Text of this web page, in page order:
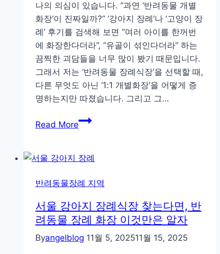
나의 의심이 있습니다. “과연 ‘반려동물 개별
화장’이 진짜일까?” ‘강아지 장례’나 ‘고양이 장
례’ 후기를 검색해 보면 “여러 아이를 한꺼번
에 화장한다더라”, “유골이 섞인다더라” 하는
끔찍한 괴담들을 너무 많이 봤기 때문입니다.
그래서 저는 ‘반려동물 장례식장’을 선택할 때,
다른 무엇도 아닌 ‘1:1 개별화장’을 어떻게 증
명하는지만 따졌습니다. 그리고 그…
Read More‘반
물
별
화
장’,
굿
바
반려동물장례 지역
서울 강아지 장례식장 찾는다면, 반
려동물 장례 화장 이것만은 알자
Byangelblog 11월 5, 202511월 15, 2025